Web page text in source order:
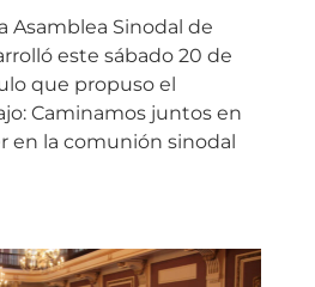
Asamblea Sinodal de
este sábado 20 de
que propuso el
Caminamos juntos en
en la comunión sinodal